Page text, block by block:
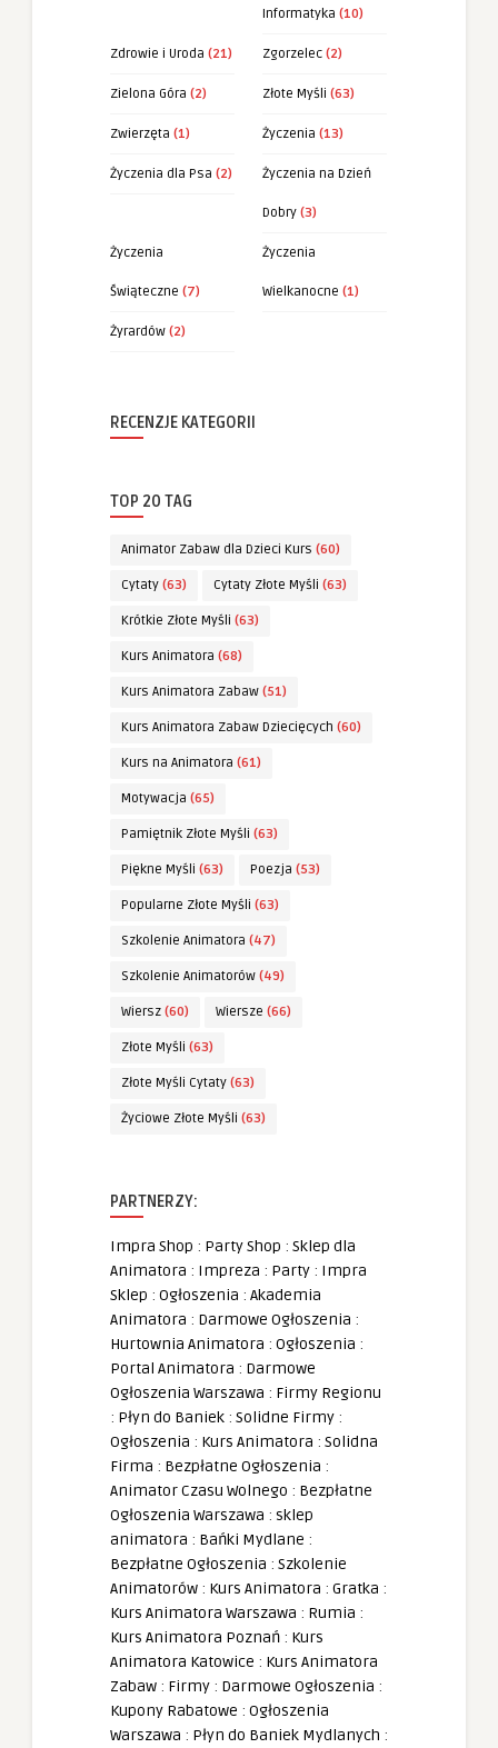
Informatyka (10)
Zdrowie i Uroda (21) Zgorzelec (2)
Zielona Góra (2) Złote Myśli (63)
Zwierzęta (1) Życzenia (13)
Życzenia dla Psa (2) Życzenia na Dzień
Dobry (3)
Życzenia
Świąteczne (7)
Życzenia
Wielkanocne (1)
Żyrardów (2)
RECENZJE KATEGORII
TOP 20 TAG
Animator Zabaw dla Dzieci Kurs (60)
Cytaty (63) Cytaty Złote Myśli (63)
Krótkie Złote Myśli (63)
Kurs Animatora (68)
Kurs Animatora Zabaw (51)
Kurs Animatora Zabaw Dziecięcych (60)
Kurs na Animatora (61)
Motywacja (65)
Pamiętnik Złote Myśli (63)
Piękne Myśli (63) Poezja (53)
Popularne Złote Myśli (63)
Szkolenie Animatora (47)
Szkolenie Animatorów (49)
Wiersz (60) Wiersze (66)
Złote Myśli (63)
Złote Myśli Cytaty (63)
Życiowe Złote Myśli (63)
PARTNERZY:
Impra Shop : Party Shop : Sklep dla
Animatora : Impreza : Party : Impra
Sklep : Ogłoszenia : Akademia
Animatora : Darmowe Ogłoszenia :
Hurtownia Animatora : Ogłoszenia :
Portal Animatora : Darmowe
Ogłoszenia Warszawa : Firmy Regionu
: Płyn do Baniek : Solidne Firmy :
Ogłoszenia : Kurs Animatora : Solidna
Firma : Bezpłatne Ogłoszenia :
Animator Czasu Wolnego : Bezpłatne
Ogłoszenia Warszawa : sklep
animatora : Bańki Mydlane :
Bezpłatne Ogłoszenia : Szkolenie
Animatorów : Kurs Animatora : Gratka :
Kurs Animatora Warszawa : Rumia :
Kurs Animatora Poznań : Kurs
Animatora Katowice : Kurs Animatora
Zabaw : Firmy : Darmowe Ogłoszenia :
Kupony Rabatowe : Ogłoszenia
Warszawa : Płyn do Baniek Mydlanych :